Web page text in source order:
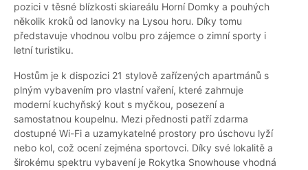
pozici v těsné blízkosti skiareálu Horní Domky a pouhých
několik kroků od lanovky na Lysou horu. Díky tomu
představuje vhodnou volbu pro zájemce o zimní sporty i
letní turistiku.
Hostům je k dispozici 21 stylově zařízených apartmánů s
plným vybavením pro vlastní vaření, které zahrnuje
moderní kuchyňský kout s myčkou, posezení a
samostatnou koupelnu. Mezi přednosti patří zdarma
dostupné Wi-Fi a uzamykatelné prostory pro úschovu lyží
nebo kol, což ocení zejména sportovci. Díky své lokalitě a
širokému spektru vybavení je Rokytka Snowhouse vhodná